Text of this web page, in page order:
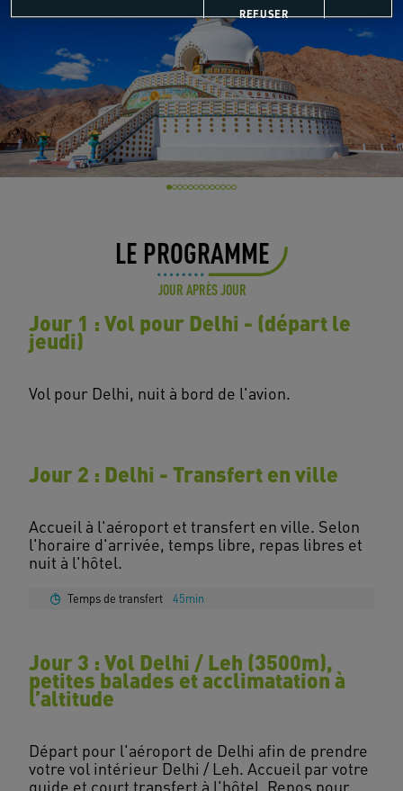
LE PROGRAMME
JOUR APRÈS JOUR
Jour 1 : Vol pour Delhi - (départ le
jeudi)
Vol pour Delhi, nuit à bord de l'avion.
Jour 2 : Delhi - Transfert en ville
Accueil à l'aéroport et transfert en ville. Selon
l'horaire d'arrivée, temps libre, repas libres et
Temps de transfert 45min
Jour 3 : Vol Delhi / Leh (3500m),
petites balades et acclimatation à
l’altitude
Départ pour l'aéroport de Delhi afin de prendre
votre vol intérieur Delhi / Leh. Accueil par votre
guide et court transfert à l'hôtel. Repos pour
REFUSER